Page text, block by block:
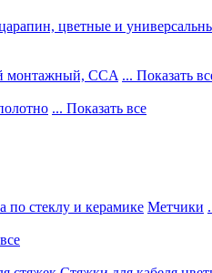
цветные и
монтажный, CCA ... Показать
... Показать все
по стеклу и керамике Метчики